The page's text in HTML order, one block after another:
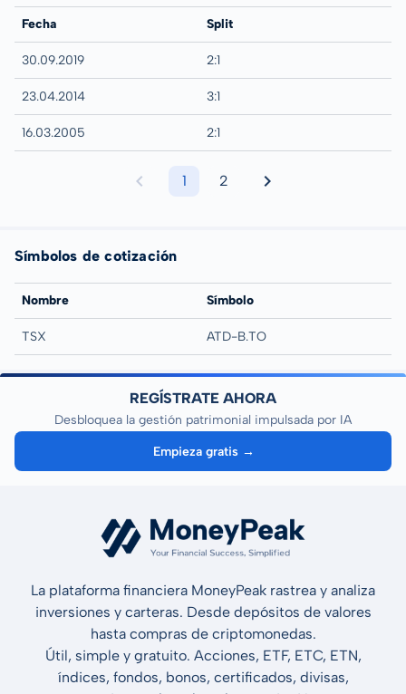
Fecha Split
30.09.2019 2:1
23.04.2014 3:1
16.03.2005 2:1
1 2
Símbolos de cotización
Nombre Símbolo
TSX ATD-B.TO
REGÍSTRATE AHORA
Desbloquea la gestión patrimonial impulsada por IA
Empieza gratis →
La plataforma financiera MoneyPeak rastrea y analiza
inversiones y carteras. Desde depósitos de valores
hasta compras de criptomonedas.
Útil, simple y gratuito. Acciones, ETF, ETC, ETN,
índices, fondos, bonos, certificados, divisas,